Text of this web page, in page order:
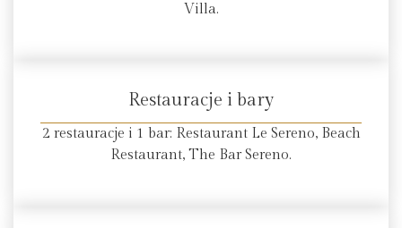
Villa.
Restauracje i bary
2 restauracje i 1 bar: Restaurant Le Sereno, Beach
Restaurant, The Bar Sereno.